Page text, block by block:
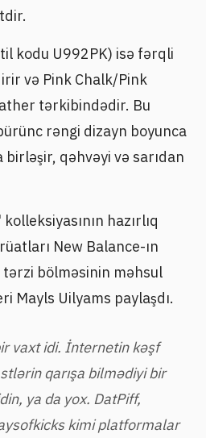
kodu U992PK) isə fərqli
və Pink Chalk/Pink
tərkibindədir. Bu
rəngi dizayn boyunca
qəhvəyi və sarıdan
hazırlıq
New Balance-ın
tərzi bölməsinin məhsul
Mayls Uilyams paylaşdı.
vaxt idi. İnternetin kəşf
qarışa bilmədiyi bir
ya da yox. DatPiff,
kimi platformalar